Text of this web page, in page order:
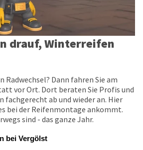
drauf, Winterreifen
Radwechsel? Dann fahren Sie am
vor Ort. Dort beraten Sie Profis und
fachgerecht ab und wieder an. Hier
bei der Reifenmontage ankommt.
sind - das ganze Jahr.
bei Vergölst